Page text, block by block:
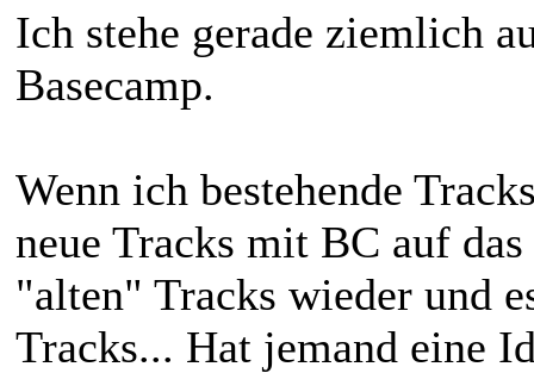
Ich stehe gerade ziemlich
Basecamp.
Wenn ich bestehende
neue Tracks mit BC auf
"alten" Tracks wieder und
Tracks... Hat jemand eine